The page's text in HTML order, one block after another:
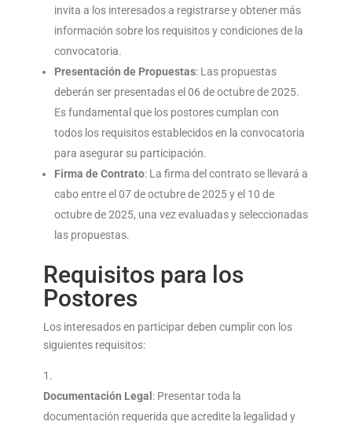
invita a los interesados a registrarse y obtener más
información sobre los requisitos y condiciones de la
convocatoria.
Presentación de Propuestas: Las propuestas
deberán ser presentadas el 06 de octubre de 2025.
Es fundamental que los postores cumplan con
todos los requisitos establecidos en la convocatoria
para asegurar su participación.
Firma de Contrato: La firma del contrato se llevará a
cabo entre el 07 de octubre de 2025 y el 10 de
octubre de 2025, una vez evaluadas y seleccionadas
las propuestas.
Requisitos para los
Postores
Los interesados en participar deben cumplir con los
siguientes requisitos:
Documentación Legal : Presentar toda la
documentación requerida que acredite la legalidad y